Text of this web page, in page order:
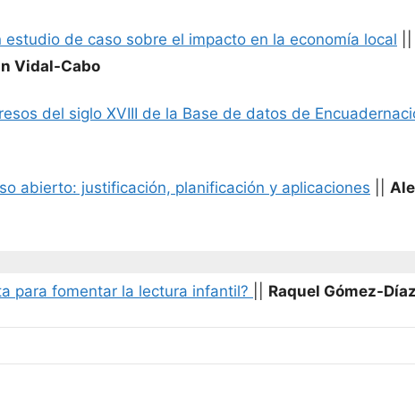
de caso sobre el impacto en la economía local
Vidal-Cabo
del siglo XVIII de la Base de datos de
abierto: justificación, planificación y aplicaciones
para fomentar la lectura infantil? Raquel Gómez-